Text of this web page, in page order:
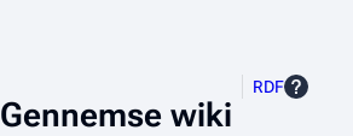
Gennemse wiki
RDF